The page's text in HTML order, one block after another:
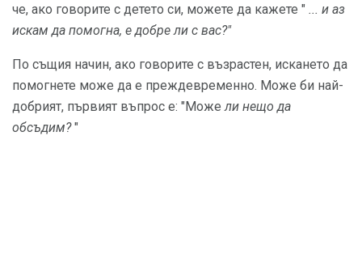
че, ако говорите с детето си, можете да кажете " ... и аз
искам да помогна, е добре ли с вас?"
По същия начин, ако говорите с възрастен, искането да
помогнете може да е преждевременно. Може би най-
добрият, първият въпрос е: "Може ли нещо да
обсъдим?"